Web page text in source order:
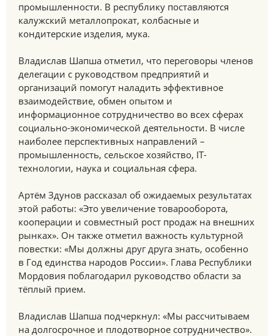
промышленности. В республику поставляются
калужский металлопрокат, колбасные и
кондитерские изделия, мука.
Владислав Шапша отметил, что переговоры членов
делегации с руководством предприятий и
организаций помогут наладить эффективное
взаимодействие, обмен опытом и
информационное сотрудничество во всех сферах
социально-экономической деятельности. В числе
наиболее перспективных направлений –
промышленность, сельское хозяйство, IT-
технологии, наука и социальная сфера.
Артём Здунов рассказал об ожидаемых результатах
этой работы: «Это увеличение товарооборота,
кооперации и совместный рост продаж на внешних
рынках». Он также отметил важность культурной
повестки: «Мы должны друг друга знать, особенно
в Год единства народов России». Глава Республики
Мордовия поблагодарил руководство области за
тёплый прием.
Владислав Шапша подчеркнул: «Мы рассчитываем
на долгосрочное и плодотворное сотрудничество».